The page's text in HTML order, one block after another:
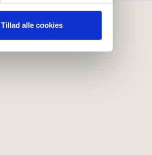
og til at analysere
for sociale medier,
Tillad alle cookies